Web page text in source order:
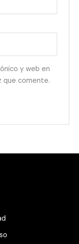
y web en
que comente.